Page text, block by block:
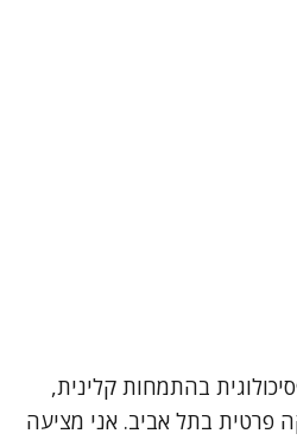
בהתמחות קלינית,
פרטית בתל אביב. אני מציעה